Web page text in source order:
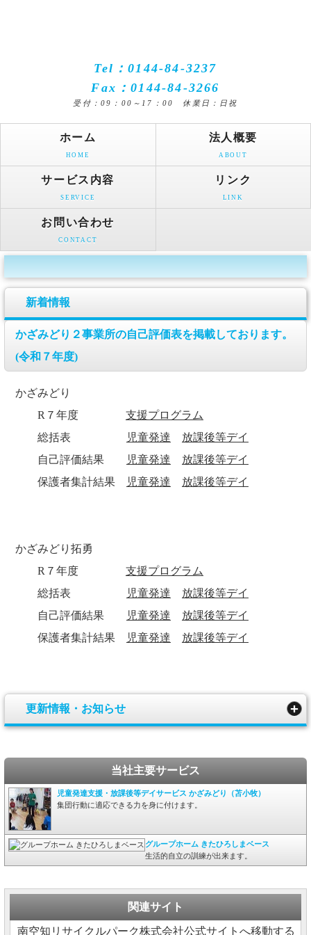
Tel：0144-84-3237
Fax：0144-84-3266
受付：09：00～17：00 休業日：日祝
ホーム
HOME
法人概要
ABOUT
サービス内容
SERVICE
リンク
LINK
お問い合わせ
CONTACT
新着情報
かざみどり２事業所の自己評価表を掲載しております。
(令和７年度)
かざみどり
R７年度 支援プログラム
総括表
児童発達
放課後等デイ
自己評価結果
児童発達
放課後等デイ
保護者集計結果
児童発達 放課後等デイ
かざみどり拓勇
R７年度 支援プログラム
総括表
児童発達
放課後等デイ
自己評価結果
児童発達
放課後等デイ
保護者集計結果
児童発達 放課後等デイ
更新情報・お知らせ
当社主要サービス
児童発達支援・放課後等デイサービス かざみどり（苫小牧）
集団行動に適応できる力を身に付けます。
グループホーム きたひろしまベース
生活的自立の訓練が出来ます。
関連サイト
南空知リサイクルパーク株式会社公式サイトへ移動する